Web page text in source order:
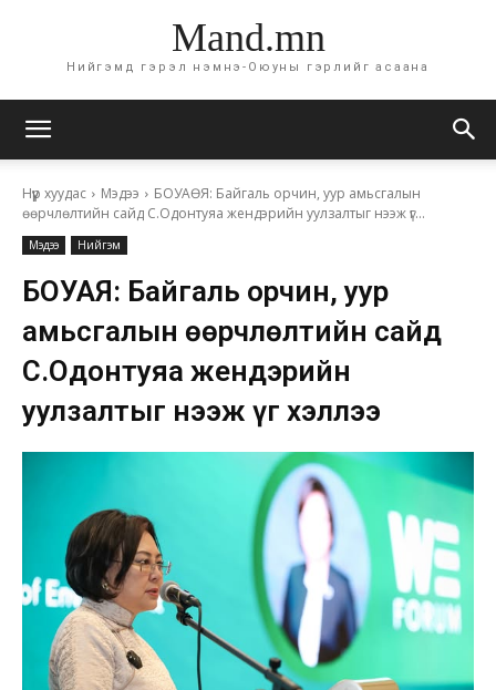
Mand.mn
Нийгэмд гэрэл нэмнэ-Оюуны гэрлийг асаана
Нүүр хуудас Мэдээ
БОУАӨЯ: Байгаль орчин, уур амьсгалын
өөрчлөлтийн сайд С.Одонтуяа жендэрийн уулзалтыг нээж үг...
Мэдээ Нийгэм
БОУАӨЯ: Байгаль орчин, уур
амьсгалын өөрчлөлтийн сайд
С.Одонтуяа жендэрийн
уулзалтыг нээж үг хэллээ